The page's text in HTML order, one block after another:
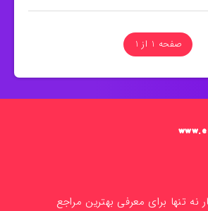
صفحه 1 از 1
نه تنها برای معرفی بهترین مراجع